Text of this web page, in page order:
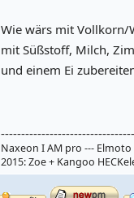
Wie wärs mit Vollkorn/
mit Süßstoff, Milch,
und einem Ei
Naxeon I AM pro ---
2015: Zoe + Kangoo